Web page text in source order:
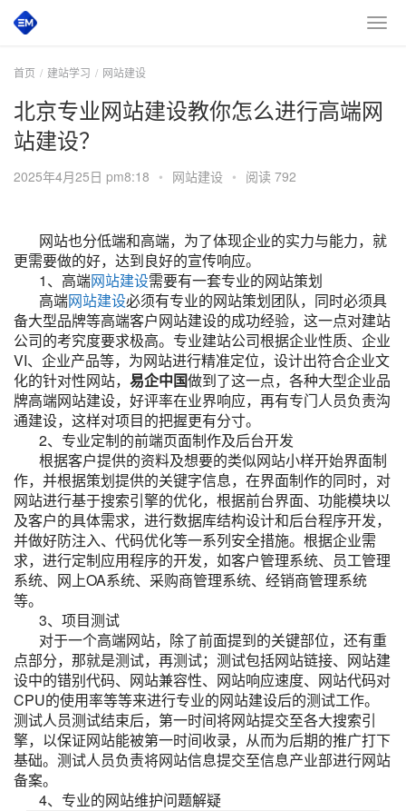
首页 建站学习 网站建设
北京专业网站建设教你怎么进行高端网
站建设？
2025年4月25日 pm8:18 • 网站建设 • 阅读 792
网站也分低端和高端，为了体现企业的实力与能力，就
更需要做的好，达到良好的宣传响应。
1、高端网站建设需要有一套专业的网站策划
高端网站建设必须有专业的网站策划团队，同时必须具
备大型品牌等高端客户网站建设的成功经验，这一点对建站
公司的考究度要求极高。专业建站公司根据企业性质、企业
VI、企业产品等，为网站进行精准定位，设计出符合企业文
化的针对性网站， 易企中国做到了这一点，各种大型企业品
牌高端网站建设，好评率在业界响应，再有专门人员负责沟
通建设，这样对项目的把握更有分寸。
2、专业定制的前端页面制作及后台开发
根据客户提供的资料及想要的类似网站小样开始界面制
作，并根据策划提供的关键字信息，在界面制作的同时，对
网站进行基于搜索引擎的优化，根据前台界面、功能模块以
及客户的具体需求，进行数据库结构设计和后台程序开发，
并做好防注入、代码优化等一系列安全措施。根据企业需
求，进行定制应用程序的开发，如客户管理系统、员工管理
系统、网上OA系统、采购商管理系统、经销商管理系统
等。
3、项目测试
对于一个高端网站，除了前面提到的关键部位，还有重
点部分，那就是测试，再测试；测试包括网站链接、网站建
设中的错别代码、网站兼容性、网站响应速度、网站代码对
CPU的使用率等等来进行专业的网站建设后的测试工作。
测试人员测试结束后，第一时间将网站提交至各大搜索引
擎，以保证网站能被第一时间收录，从而为后期的推广打下
基础。测试人员负责将网站信息提交至信息产业部进行网站
备案。
4、专业的网站维护问题解疑